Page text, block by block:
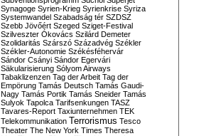
Synagoge Syrien-Krieg Syrienkrise Syriza
Systemwandel Szabadság tér SZDSZ
Szebb Jövőért Szeged Sziget-Festival
Szilveszter Ókovács Szilárd Demeter
Szolidaritás Szárszó Századvég Székler
Székler-Autonomie Székésféhervár
Sándor Csányi Sándor Egervári
Säkularisierung Sólyom Airways
Tabaklizenzen Tag der Arbeit Tag der
Empörung Tamás Deutsch Tamás Gaudi-
Nagy Tamás Portik Tamás Sneider Tamás
Sulyok Tapolca Tarifsenkungen TASZ
Tavares-Report Taxiunternehmen TEK
Telekommunikation Terrorismus Tesco
Theater The New York Times Theresa